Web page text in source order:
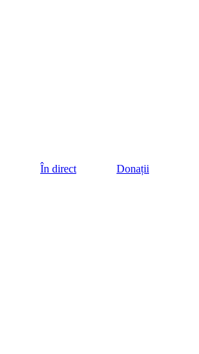
În direct Donații